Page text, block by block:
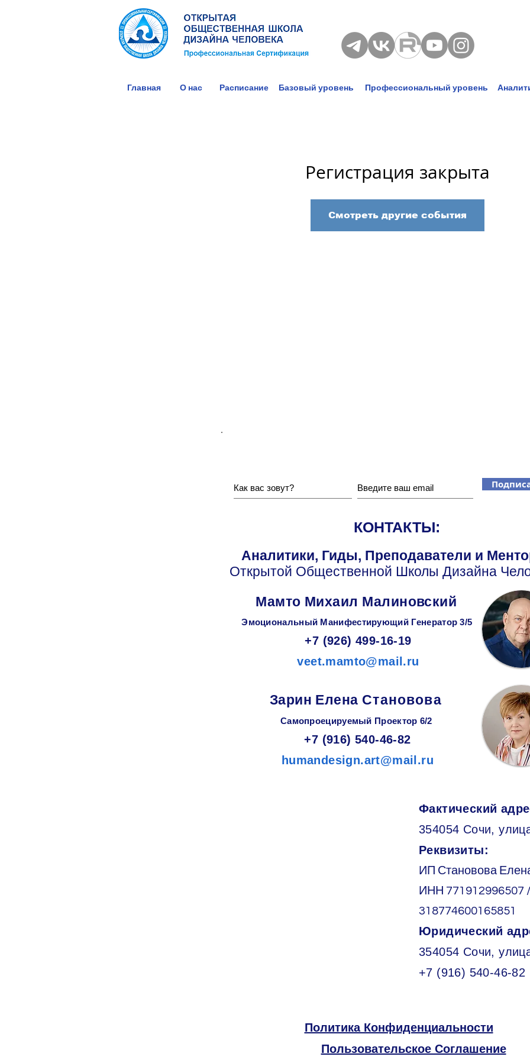
Главная О нас Расписание Базовый уровень Профессиональный уровень
Регистрация закрыта
Смотреть другие события
КОНТАКТЫ:
Аналитики, Гиды, Преподаватели и
Открытой Общественной Школы Дизайна
Мамто Михаил Малиновский
Эмоциональный МанифестирующийГенератор 3/5
+7 (926) 499-16-19
veet.mamto@mail.ru
Зарин Елена Становова
Самопроецируемый Проектор 6/2
+7 (916) 540-46-82
humandesign.art@mail.ru
Фактический
354054 Сочи,
Реквизиты:
ИП Становова
ИНН
318774600165851
Юридический
354054 Сочи,
+7 (916) 540-46-82
Политика Конфиденциальности
Пользовательское Соглашение